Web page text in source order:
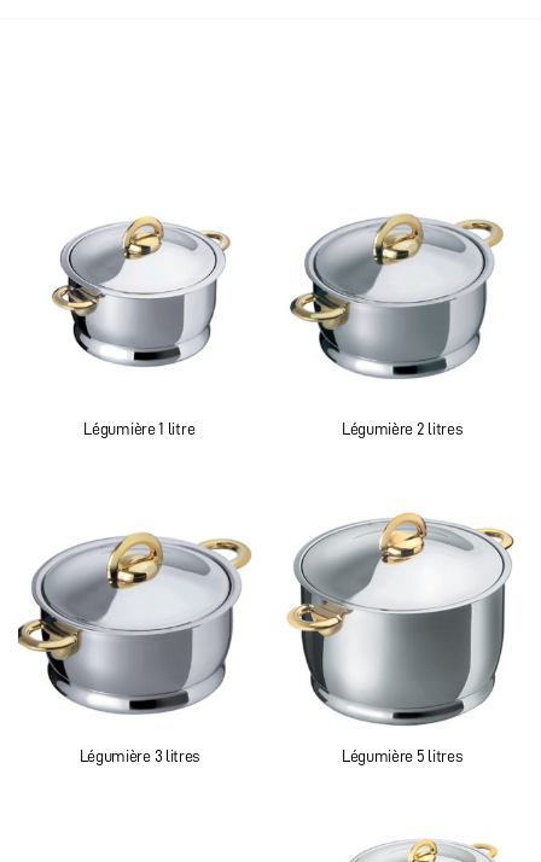
Légumière 1 litre Légumière 2 litres
Légumière 3 litres Légumière 5 litres